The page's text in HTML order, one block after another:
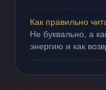
Как правильно
Не буквально, а
энергию и как